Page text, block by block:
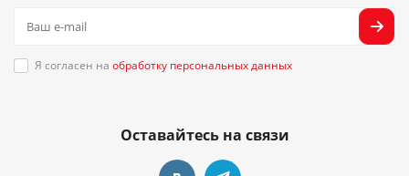
Я согласен на обработку персональных данных
Оставайтесь на связи